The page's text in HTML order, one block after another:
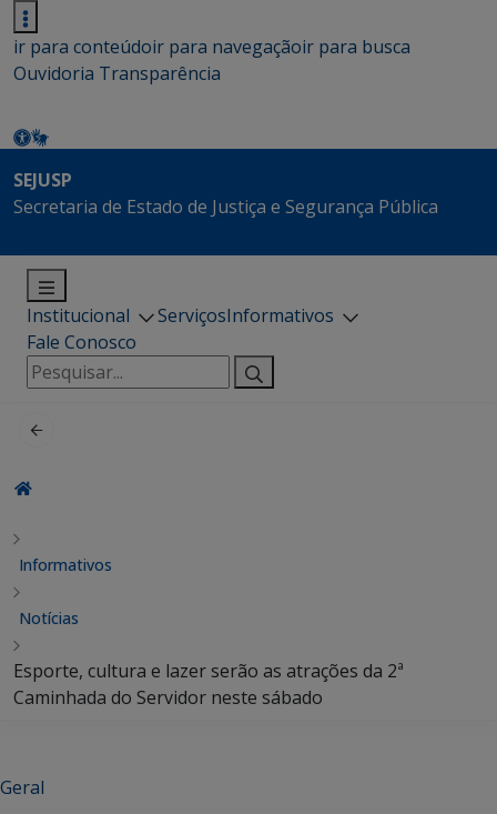
ir para conteúdoir para navegaçãoir para busca
Ouvidoria Transparência
SEJUSP
Secretaria de Estado de Justiça e Segurança Pública
Institucional ServiçosInformativos
Fale Conosco
Pesquisar
por:
Informativos
Notícias
Esporte, cultura e lazer serão as atrações da 2ª
Caminhada do Servidor neste sábado
Geral